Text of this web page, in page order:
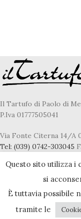
Il Tartufo di Paolo di
P.Iva 01777505041
Via Fonte Citerna 14/A
Tel: (039) 0742-303045
Privacy & Cookie policy
Questo sito utilizza i
si
È tuttavia possibile
tramite le